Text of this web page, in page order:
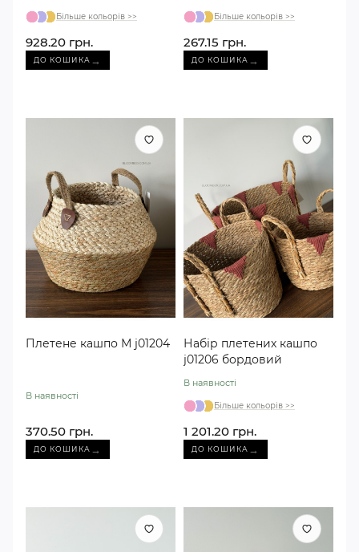
Більше кольорів >>
928.20 грн.
ДО КОШИКА →
Більше кольорів >>
267.15 грн.
ДО КОШИКА →
Плетене кашпо М j01204
В наявності
370.50 грн.
ДО КОШИКА →
Набір плетених кашпо
j01206 бордовий
В наявності
Більше кольорів >>
1 201.20 грн.
ДО КОШИКА →